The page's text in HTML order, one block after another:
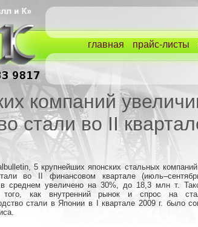
главная прайс-листы
компаний
стали во II
5 крупнейших японских стальных
во II финансовом квартале
в среднем увеличено на 30%, до 18,3 млн т.
того, как внутренний рынок и спрос на
стали в Японии в I квартале 2009 г. было